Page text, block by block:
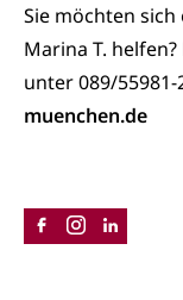
Sie möchten
Marina T.
unter 089/
muenchen.de